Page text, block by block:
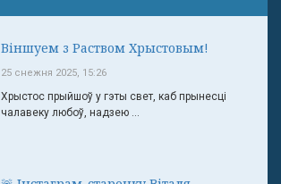
Віншуем з Раством Хрыстовым!
25 снежня 2025, 15:26
Хрыстос прыйшоў у гэты свет, каб прынесці
чалавеку любоў, надзею ...